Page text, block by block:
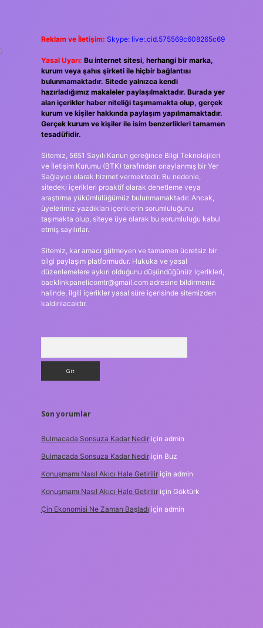
Reklam ve İletişim: Skype: live:.cid.575569c608265c69
Yasal Uyarı: Bu internet sitesi, herhangi bir marka,
kurum veya şahıs şirketi ile hiçbir bağlantısı
bulunmamaktadır. Sitede yalnızca kendi
hazırladığımız makaleler paylaşılmaktadır. Burada yer
alan içerikler haber niteliği taşımamakta olup, gerçek
kurum ve kişiler hakkında paylaşım yapılmamaktadır.
Gerçek kurum ve kişiler ile isim benzerlikleri tamamen
tesadüfidir.
Sitemiz, 5651 Sayılı Kanun gereğince Bilgi Teknolojileri
ve İletişim Kurumu (BTK) tarafından onaylanmış bir Yer
Sağlayıcı olarak hizmet vermektedir. Bu nedenle,
sitedeki içerikleri proaktif olarak denetleme veya
araştırma yükümlülüğümüz bulunmamaktadır. Ancak,
üyelerimiz yazdıkları içeriklerin sorumluluğunu
taşımakta olup, siteye üye olarak bu sorumluluğu kabul
etmiş sayılırlar.
Sitemiz, kar amacı gütmeyen ve tamamen ücretsiz bir
bilgi paylaşım platformudur. Hukuka ve yasal
düzenlemelere aykırı olduğunu düşündüğünüz içerikleri,
backlinkpanelicomtr@gmail.comadresine bildirmeniz
halinde, ilgili içerikler yasal süre içerisinde sitemizden
kaldırılacaktır.
Son yorumlar
Bulmacada Sonsuza Kadar Nediriçin admin
Bulmacada Sonsuza Kadar Nediriçin Buz
Konuşmamı Nasıl Akıcı Hale Getiriliriçin admin
Konuşmamı Nasıl Akıcı Hale Getiriliriçin Göktürk
Çin Ekonomisi Ne Zaman Başladı için admin